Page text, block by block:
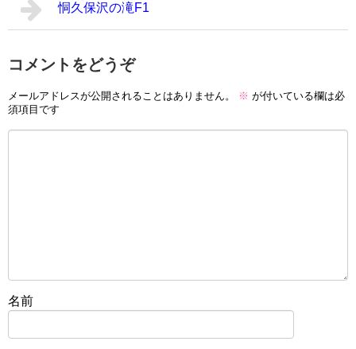
恫久保沢の滝F1
コメントをどうぞ
メールアドレスが公開されることはありません。 ※ が付いている欄は必
須項目です
名前